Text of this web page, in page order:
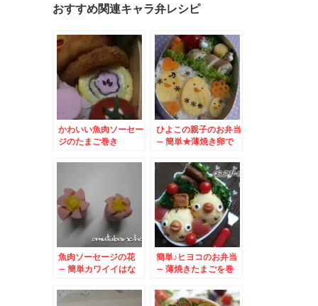
おすすめ関連キャラ弁レシピ
かわいい魚肉ソーセー
ジのたまご巻き
ひよこの親子のお弁当
– 簡単★薄焼き卵で
魚肉ソーセージの花
– 簡単カワイイはな
簡単♪ヒヨコのお弁当
– 薄焼きたまごを巻